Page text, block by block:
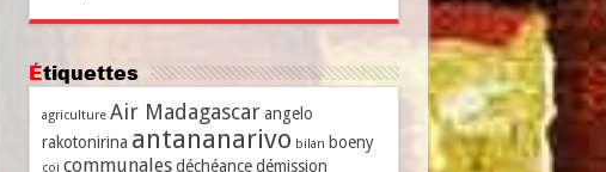
Étiquettes
agriculture Air Madagascar angelo
rakotonirina antananarivo bilan boeny
coi communales déchéance démission